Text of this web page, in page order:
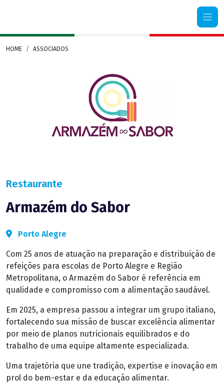
Camera di Commercio Italiana Rio Grande do
HOME ASSOCIADOS
Restaurante
Armazém do Sabor
Porto Alegre
Com 25 anos de atuação na preparação e distribuição de
refeições para escolas de Porto Alegre e Região
Metropolitana, o Armazém do Sabor é referência em
qualidade e compromisso com a alimentação saudável.
Em 2025, a empresa passou a integrar um grupo italiano,
fortalecendo sua missão de buscar excelência alimentar
por meio de planos nutricionais equilibrados e do
trabalho de uma equipe altamente especializada.
Uma trajetória que une tradição, expertise e inovação em
prol do bem-estar e da educação alimentar.